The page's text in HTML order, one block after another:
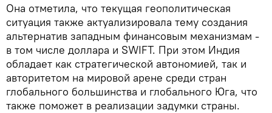
Она отметила, что текущая геополитическая
ситуация также актуализировала тему создания
альтернатив западным финансовым механизмам -
в том числе доллара и SWIFT. При этом Индия
обладает как стратегической автономией, так и
авторитетом на мировой арене среди стран
глобального большинства и глобального Юга, что
также поможет в реализации задумки страны.